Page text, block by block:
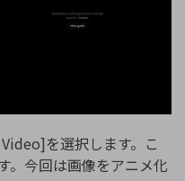
を選択します。こ
。今回は画像をアニメ化